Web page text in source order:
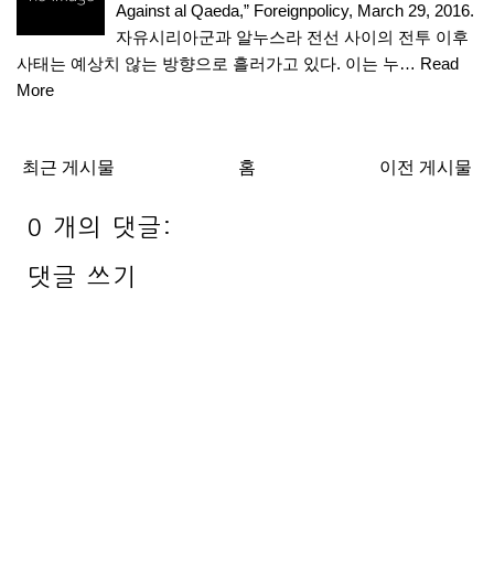
Against al Qaeda,” Foreignpolicy, March 29, 2016.
자유시리아군과 알누스라 전선 사이의 전투 이후
사태는 예상치 않는 방향으로 흘러가고 있다. 이는 누… Read
More
최근 게시물 이전 게시물
홈
0 개의 댓글:
댓글 쓰기